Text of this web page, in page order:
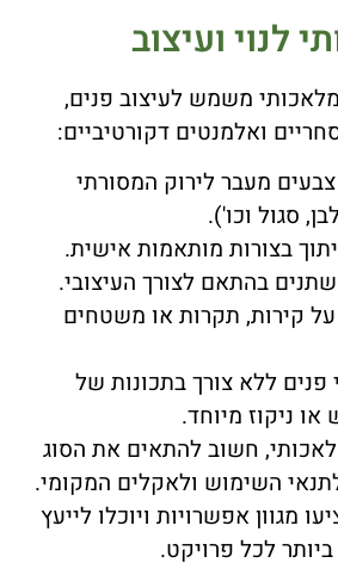
לנוי ועיצוב
משמש לעיצוב פנים,
ואלמנטים דקורטיביים:
מעבר לירוק המסורתי
סגול וכו').
בצורות מותאמות אישית.
בהתאם לצורך העיצובי.
קירות, תקרות או משטחים
פנים ללא צורך בתכונות של
ניקוז מיוחד.
חשוב להתאים את הסוג
השימוש ולאקלים המקומי.
מגוון אפשרויות ויוכלו לייעץ
לכל פרויקט.